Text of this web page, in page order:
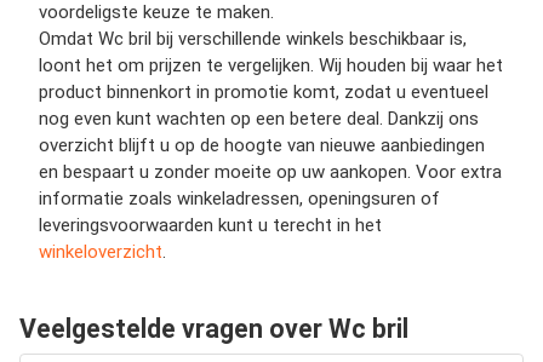
voordeligste keuze te maken.
Omdat Wc bril bij verschillende winkels beschikbaar is,
loont het om prijzen te vergelijken. Wij houden bij waar het
product binnenkort in promotie komt, zodat u eventueel
nog even kunt wachten op een betere deal. Dankzij ons
overzicht blijft u op de hoogte van nieuwe aanbiedingen
en bespaart u zonder moeite op uw aankopen. Voor extra
informatie zoals winkeladressen, openingsuren of
leveringsvoorwaarden kunt u terecht in het
winkeloverzicht.
Veelgestelde vragen over Wc bril